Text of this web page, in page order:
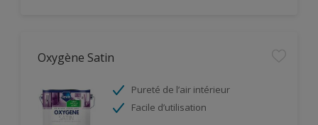
Oxygène Satin
Pureté de l’air intérieur
Facile d’utilisation